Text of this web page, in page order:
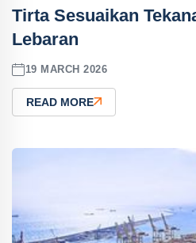
Tirta Sesuaikan
Lebaran
19 MARCH 2026
READ MORE